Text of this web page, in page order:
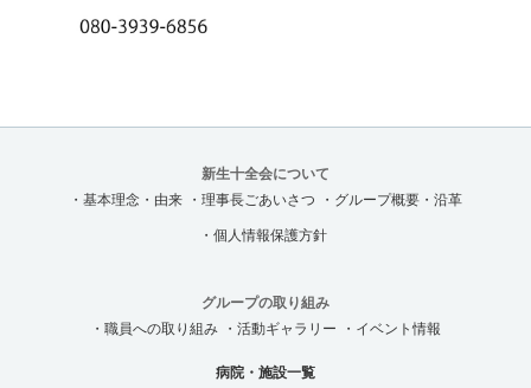
新生十全会について
・基本理念・由来
・理事長ごあいさつ ・グループ概要・沿革
・個人情報保護方針
グループの取り組み
・職員への取り組み
・活動ギャラリー ・イベント情報
病院・施設一覧